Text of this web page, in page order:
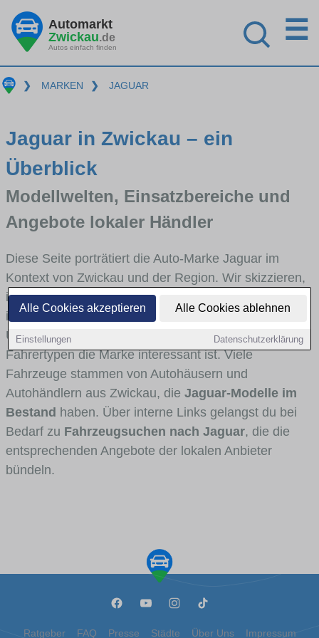
Alle Cookies akzeptieren Alle Cookies ablehnen
Einstellungen Datenschutzerklärung
Automarkt
Zwickau.de
Autos einfach finden
☰
❯ MARKEN ❯ JAGUAR
Jaguar in Zwickau – ein
Überblick
Modellwelten, Einsatzbereiche und
Angebote lokaler Händler
Diese Seite porträtiert die Auto-Marke Jaguar im
Kontext von Zwickau und der Region. Wir skizzieren,
in welchen Fahrzeugklassen Jaguar stark vertreten
ist, welche Modellreihen häufig im Stadt- und
Umlandverkehr zu sehen sind und für welche
Fahrertypen die Marke interessant ist. Viele
Fahrzeuge stammen von Autohäusern und
Autohändlern aus Zwickau, die Jaguar-Modelle im
Bestand haben. Über interne Links gelangst du bei
Bedarf zu Fahrzeugsuchen nach Jaguar, die die
entsprechenden Angebote der lokalen Anbieter
bündeln.
Ratgeber FAQ Presse Städte Über Uns Impressum